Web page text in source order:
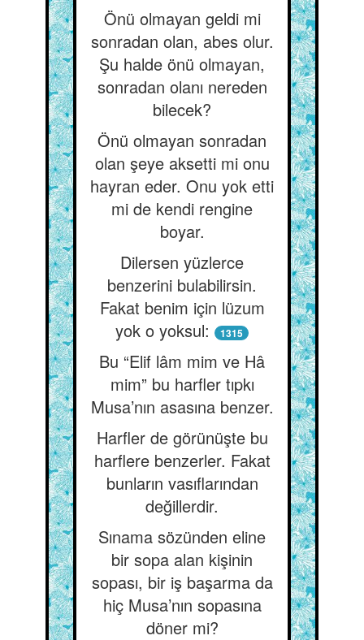
Önü olmayan geldi mi
sonradan olan, abes olur.
Şu halde önü olmayan,
sonradan olanı nereden
bilecek?
Önü olmayan sonradan
olan şeye aksetti mi onu
hayran eder. Onu yok etti
mi de kendi rengine
boyar.
Dilersen yüzlerce
benzerini bulabilirsin.
Fakat benim için lüzum
yok o yoksul:
1315
Bu “Elif lâm mim ve Hâ
mim” bu harfler tıpkı
Musa’nın asasına benzer.
Harfler de görünüşte bu
harflere benzerler. Fakat
bunların vasıflarından
değillerdir.
Sınama sözünden eline
bir sopa alan kişinin
sopası, bir iş başarma da
hiç Musa’nın sopasına
döner mi?